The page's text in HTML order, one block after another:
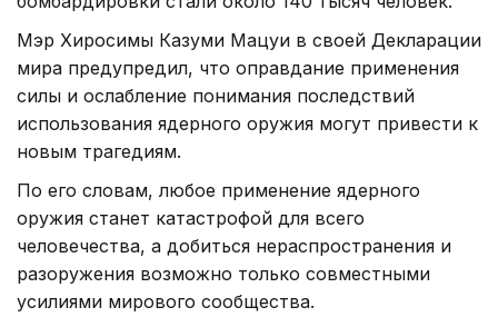
Мэр Хиросимы Казуми Мацуи в своей Декларации
мира предупредил, что оправдание применения
силы и ослабление понимания последствий
использования ядерного оружия могут привести к
новым трагедиям.
По его словам, любое применение ядерного
оружия станет катастрофой для всего
человечества, а добиться нераспространения и
разоружения возможно только совместными
усилиями мирового сообщества.